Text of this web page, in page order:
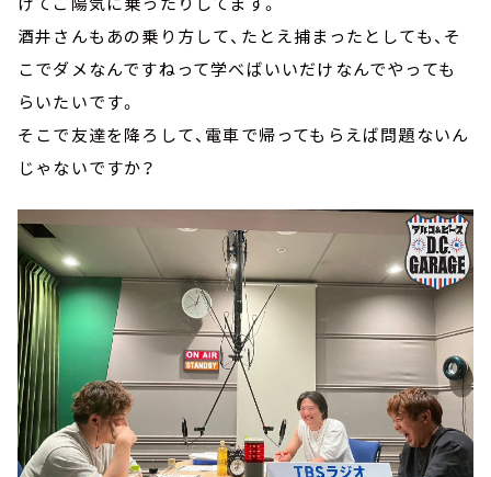
酒井さんもあの乗り方して、たとえ捕まったとしても、そ
こでダメなんですねって学べばいいだけなんでやっても
らいたいです。
そこで友達を降ろして、電車で帰ってもらえば問題ないん
じゃないですか？